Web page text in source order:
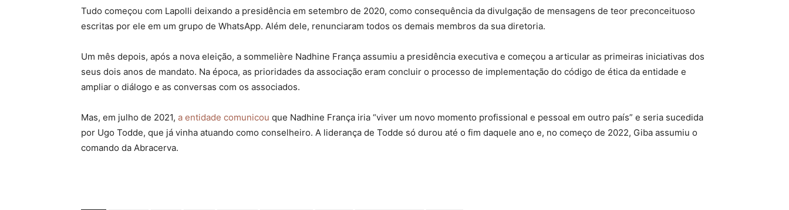
Tudo começou com Lapolli deixando a presidência em setembro de 2020, como consequência da divulgação de mensagens de teor preconceituoso
escritas por ele em um grupo de WhatsApp. Além dele, renunciaram todos os demais membros da sua diretoria.
Um mês depois, após a nova eleição, a sommelière Nadhine França assumiu a presidência executiva e começou a articular as primeiras iniciativas dos
seus dois anos de mandato. Na época, as prioridades da associação eram concluir o processo de implementação do código de ética da entidade e
ampliar o diálogo e as conversas com os associados.
Mas, em julho de 2021, a entidade comunicou que Nadhine França iria “viver um novo momento profissional e pessoal em outro país” e seria sucedida
por Ugo Todde, que já vinha atuando como conselheiro. A liderança de Todde só durou até o fim daquele ano e, no começo de 2022, Giba assumiu o
comando da Abracerva.